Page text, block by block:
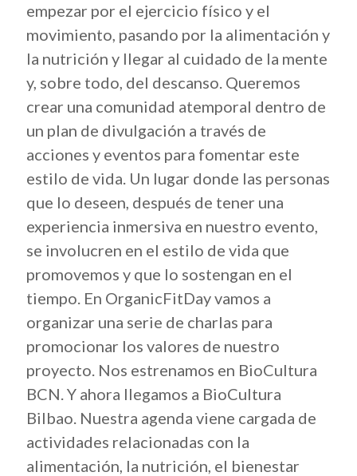
empezar por el ejercicio físico y el
movimiento, pasando por la alimentación y
la nutrición y llegar al cuidado de la mente
y, sobre todo, del descanso. Queremos
crear una comunidad atemporal dentro de
un plan de divulgación a través de
acciones y eventos para fomentar este
estilo de vida. Un lugar donde las personas
que lo deseen, después de tener una
experiencia inmersiva en nuestro evento,
se involucren en el estilo de vida que
promovemos y que lo sostengan en el
tiempo. En OrganicFitDay vamos a
organizar una serie de charlas para
promocionar los valores de nuestro
proyecto. Nos estrenamos en BioCultura
BCN. Y ahora llegamos a BioCultura
Bilbao. Nuestra agenda viene cargada de
actividades relacionadas con la
alimentación, la nutrición, el bienestar